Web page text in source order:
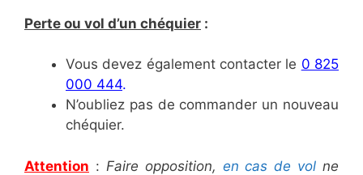
Perte ou vol d’un chéquier :
Vous devez également contacter le 0 825
000 444.
N’oubliez pas de commander un nouveau
chéquier.
Attention : Faire opposition, en cas de vol ne